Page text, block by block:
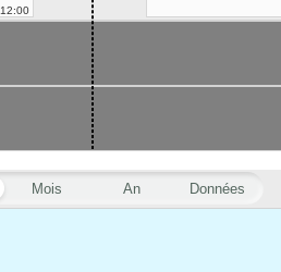
Mois An Données
12:00